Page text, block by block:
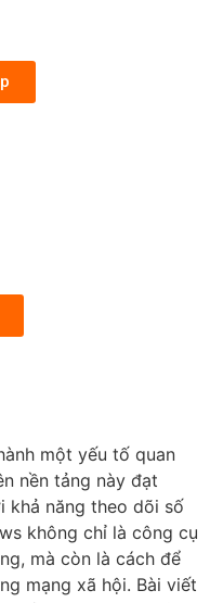
một yếu tố quan
nền tảng này đạt
khả năng theo dõi số
không chỉ là công cụ
mà còn là cách để
mạng xã hội. Bài viết